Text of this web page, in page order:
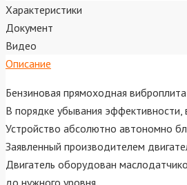
Характеристики
Документ
Видео
Описание
Бензиновая прямоходная виброплита
В порядке убывания эффективности,
Устройство абсолютно автономно
Заявленный производителем
Двигатель оборудован